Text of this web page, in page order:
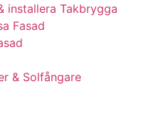
installera Takbrygga
Fasad
& Solfångare